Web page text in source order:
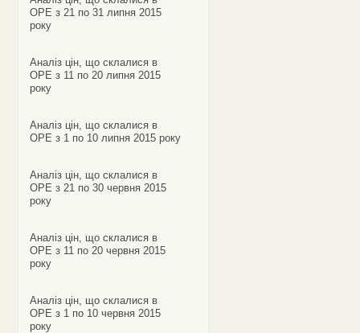
ОРЕ з 21 по 31 липня 2015
року
Аналіз цін, що склалися в
ОРЕ з 11 по 20 липня 2015
року
Аналіз цін, що склалися в
ОРЕ з 1 по 10 липня 2015 року
Аналіз цін, що склалися в
ОРЕ з 21 по 30 червня 2015
року
Аналіз цін, що склалися в
ОРЕ з 11 по 20 червня 2015
року
Аналіз цін, що склалися в
ОРЕ з 1 по 10 червня 2015
року